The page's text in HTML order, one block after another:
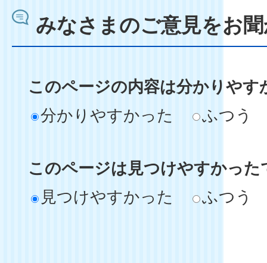
みなさまのご意見をお
このページの内容は分かりやす
分かりやすかった
ふつう
このページは見つけやすかった
見つけやすかった
ふつう